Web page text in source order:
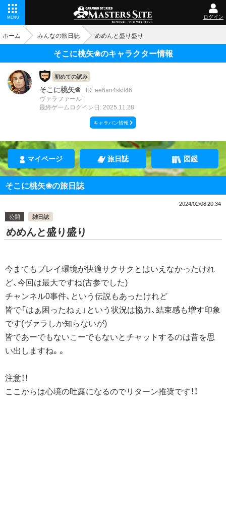
MENU ログイン
ホーム みんなの旅日誌 めめんと盛り盛り
そこに桃矢❀のキャラクター情報
初めての試み
そこに桃矢❀
ID: ee6an4skit46
ヴァラファール
最終ゲームログイン日: 2025.11.28
キャラバン情報
マイページ 旅日誌 図鑑
そこに桃矢❀の旅日誌
2024/02/08 20:34
公開
雑日誌
めめんと盛り盛り
今までもプレイ環境が快適サクサクとはいえなかったけれ
ど、今回は最大ですね(古参でした)
チャンネル0事件、という伝説もあったけれど
皆で「はぁ困ったねぇ」という状況は協力、結束感も増す印象
です(ヴァラしか知らないが)
皆であーでもないこーでもないとチャットするのは昔を思
い出しますね。。
注意！！
ここからは心境の吐露になるのでリターン推奨です！！